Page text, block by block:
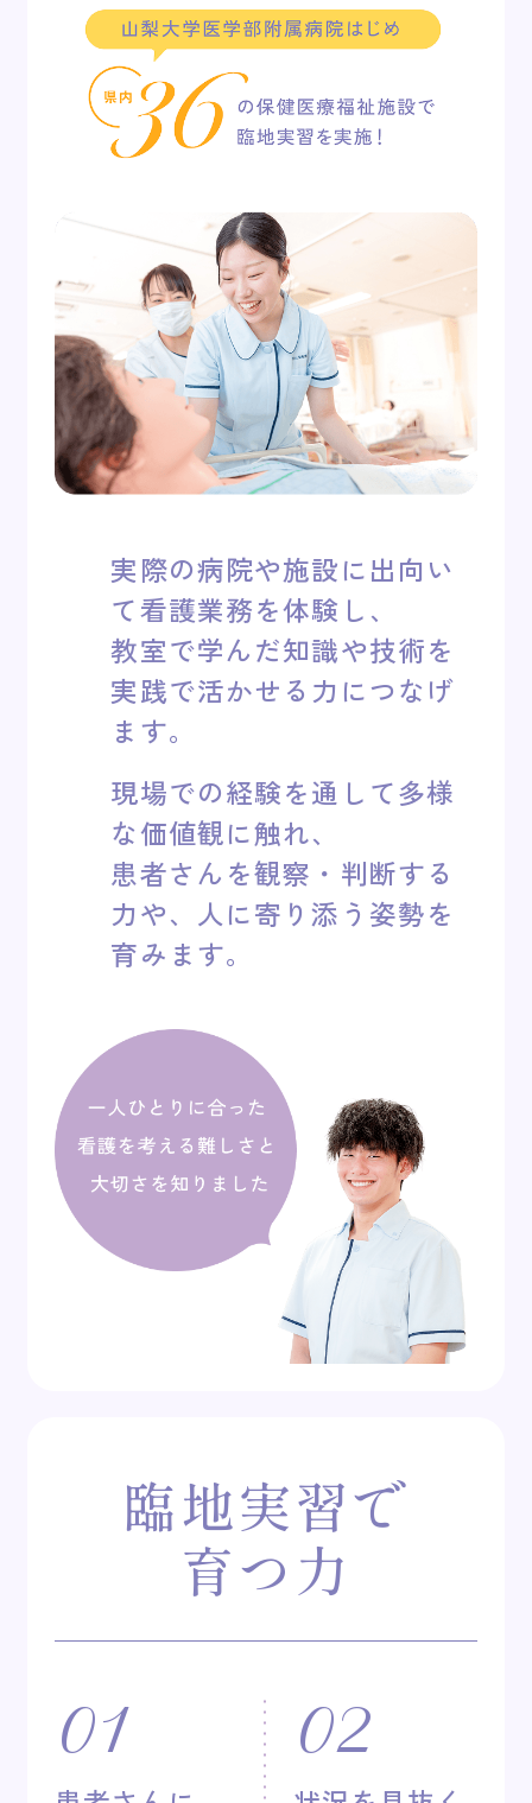
実際の病院や施設に出向い
て看護業務を体験し、
教室で学んだ知識や技術を
実践で活かせる力につなげ
ます。
現場での経験を通して多様
な価値観に触れ、
患者さんを観察・判断する
力や、人に寄り添う姿勢を
育みます。
臨地実習で
育つ力
01 02